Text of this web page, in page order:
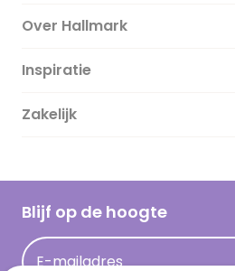
Over Hallmark
Over ons
Duurzaamheid
Hallmark Kaartclub
Acties
Inspiratie
Magazine
Cadeau inspiratie
Op kamp gedichten en versjes
Leuke en grappige op kamp
Zakelijk
Blijf op de hoogte
E-mailadres